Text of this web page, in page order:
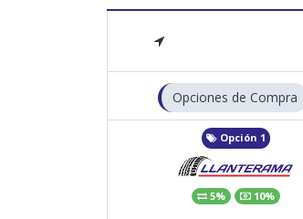
Opciones de Compra
Opción 1
5% 10%